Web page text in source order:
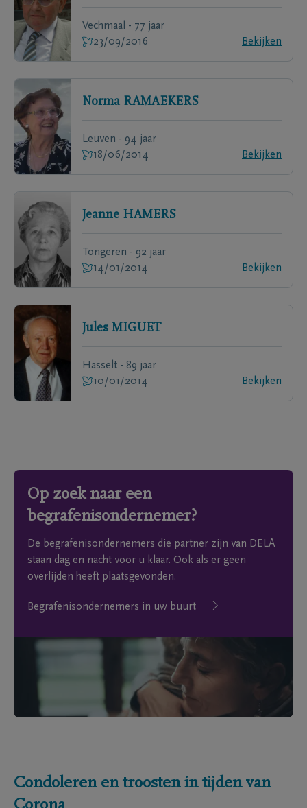
Vechmaal - 77 jaar
23/09/2016
Bekijken
Norma RAMAEKERS
Leuven - 94 jaar
18/06/2014
Bekijken
Jeanne HAMERS
Tongeren - 92 jaar
14/01/2014
Bekijken
Jules MIGUET
Hasselt - 89 jaar
10/01/2014
Bekijken
Op zoek naar een
begrafenisondernemer?
De begrafenisondernemers die partner zijn van DELA
staan dag en nacht voor u klaar. Ook als er geen
overlijden heeft plaatsgevonden.
Begrafenisondernemers in uw buurt
Condoleren en troosten in tijden van